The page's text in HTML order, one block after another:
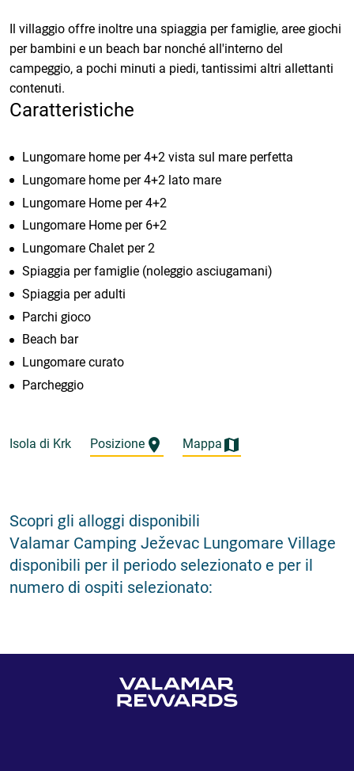
Il villaggio offre inoltre una spiaggia per famiglie, aree giochi
per bambini e un beach bar nonché all'interno del
campeggio, a pochi minuti a piedi, tantissimi altri allettanti
contenuti.
Caratteristiche
Lungomare home per 4+2 vista sul mare perfetta
Lungomare home per 4+2 lato mare
Lungomare Home per 4+2
Lungomare Home per 6+2
Lungomare Chalet per 2
Spiaggia per famiglie (noleggio asciugamani)
Spiaggia per adulti
Parchi gioco
Beach bar
Lungomare curato
Parcheggio
Isola di Krk Posizione Mappa
Scopri gli alloggi disponibili
Valamar Camping Ježevac Lungomare Village
disponibili per il periodo selezionato e per il
numero di ospiti selezionato: